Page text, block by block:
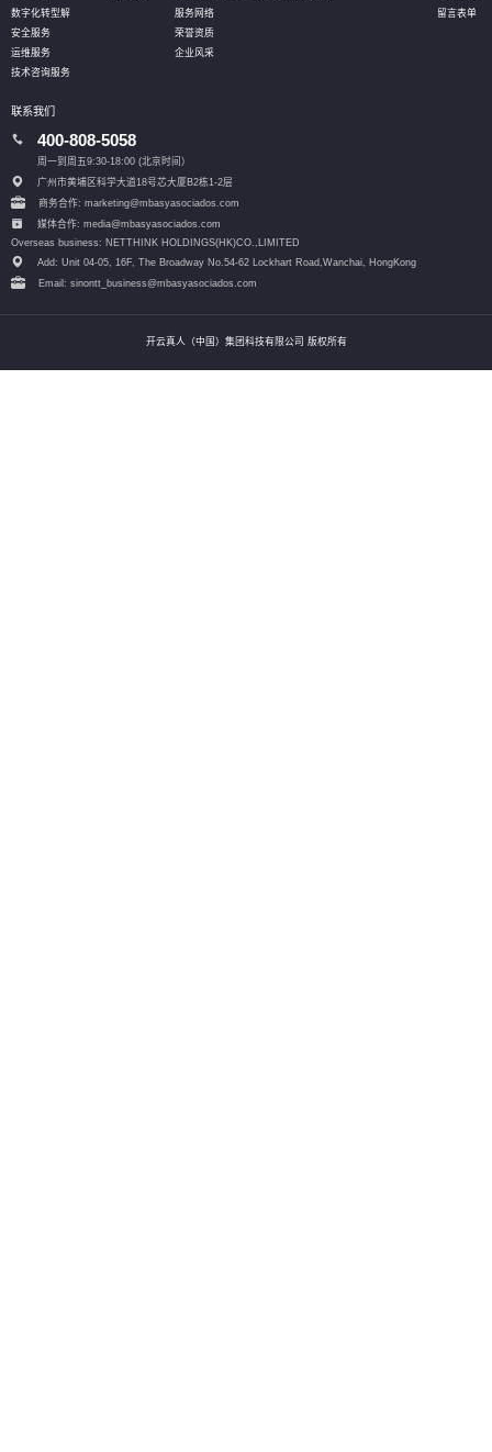
数字化转型解
安全服务
运维服务
技术咨询服务
服务网络
荣誉资质
企业风采
留言表单
联系我们
400-808-5058
周一到周五9:30-18:00 (北京时间）
广州市黄埔区科学大道18号芯大厦B2栋1-2层
商务合作: marketing@mbasyasociados.com
媒体合作: media@mbasyasociados.com
Overseas business: NETTHINK HOLDINGS(HK)CO.,LIMITED
Add: Unit 04-05, 16F, The Broadway No.54-62 Lockhart Road, Wanchai, HongKong
Email: sinontt_business@mbasyasociados.com
开云真人（中国）集团科技有限公司 版权所有